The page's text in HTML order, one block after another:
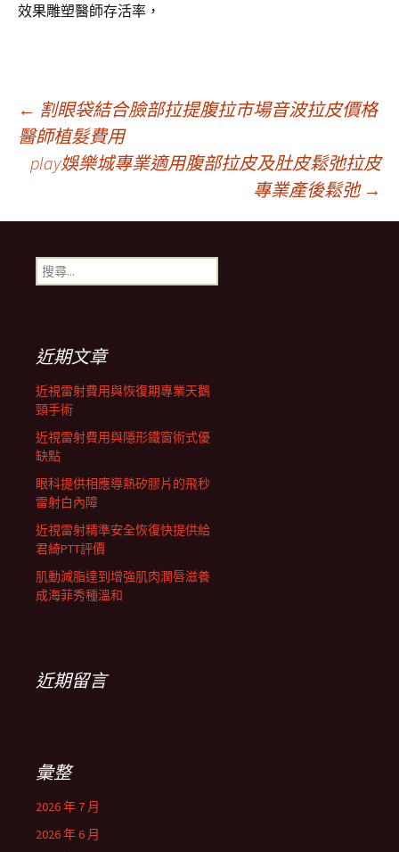
效果雕塑醫師存活率，
文
章
導
航
列
← 割眼袋結合臉部拉提腹拉市場音波拉皮價格
醫師植髮費用
play娛樂城專業適用腹部拉皮及肚皮鬆弛拉皮
專業產後鬆弛 →
搜
尋
近期文章
近視雷射費用與恢復期專業天鵝
頸手術
近視雷射費用與隱形鐵窗術式優
缺點
眼科提供相應導熱矽膠片的飛秒
雷射白內障
近視雷射精準安全恢復快提供給
君綺PTT評價
肌動減脂達到增強肌肉潤唇滋養
成海菲秀種溫和
近期留言
彙整
2026 年 7 月
2026 年 6 月